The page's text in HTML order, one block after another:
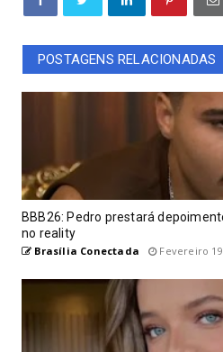
POSTAGENS RELACIONADAS
BBB26: Pedro prestará
no reality
Brasília Conectada Fevereiro